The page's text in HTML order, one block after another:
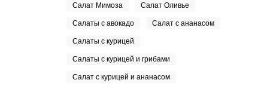
Салат Мимоза Салат Оливье
Салаты с авокадо Салат с ананасом
Салаты с курицей
Салаты с курицей и грибами
Салат с курицей и ананасом